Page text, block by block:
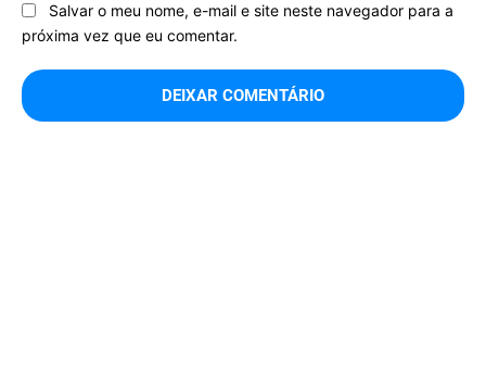
Salvar o meu nome, e-mail e site neste navegador para a
próxima vez que eu comentar.